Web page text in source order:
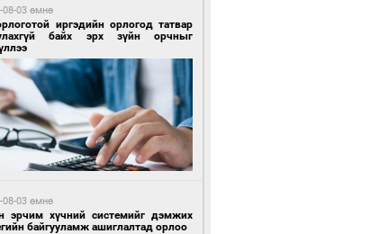
өмнө өмнө
дизель түлшний онцгой албан
тэглэлээ
08-03 өмнө
иргэдийн орлогод татвар
байх эрх зүйн орчныг
08-03 өмнө
эрчим хүчний системийг дэмжих
байгууламж ашиглалтад орлоо